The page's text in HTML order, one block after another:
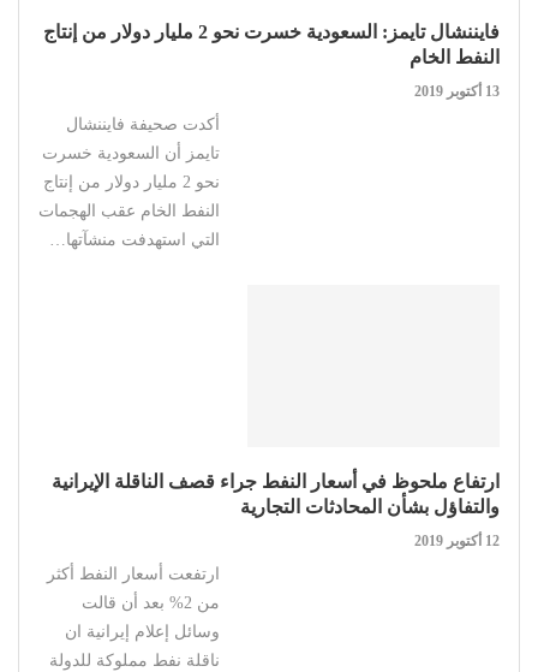
فايننشال تايمز: السعودية خسرت نحو 2 مليار دولار من إنتاج
النفط الخام
13 أكتوبر 2019
أكدت صحيفة فايننشال
تايمز أن السعودية خسرت
نحو 2 مليار دولار من إنتاج
النفط الخام عقب الهجمات
التي استهدفت منشآتها…
ارتفاع ملحوظ في أسعار النفط جراء قصف الناقلة الإيرانية
والتفاؤل بشأن المحادثات التجارية
12 أكتوبر 2019
ارتفعت أسعار النفط أكثر
من 2% بعد أن قالت
وسائل إعلام إيرانية ان
ناقلة نفط مملوكة للدولة